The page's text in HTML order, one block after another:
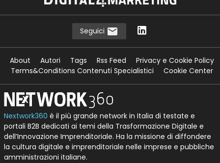
Seguici
About Autori Tags Rss Feed
Privacy e Cookie Policy
Terms&Conditions Contenuti Specialistici
Cookie Center
Nextwork360 è il più grande network in Italia di testate e
portali B2B dedicati ai temi della Trasformazione Digitale e
dell’Innovazione Imprenditoriale. Ha la missione di diffondere
la cultura digitale e imprenditoriale nelle imprese e pubbliche
amministrazioni italiane.